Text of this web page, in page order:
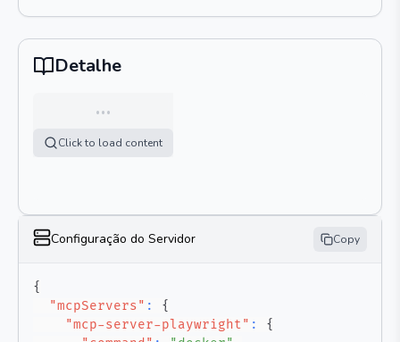
Detalhe
…
Click to load content
Configuração do Servidor Copy
{
"mcpServers" :
{
"mcp-server-playwright" :
{